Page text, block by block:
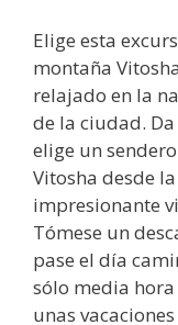
Elige esta
montaña
relajado en la
de la ciudad.
elige un
Vitosha desde
impresionante
Tómese un
pase el día
sólo media
unas